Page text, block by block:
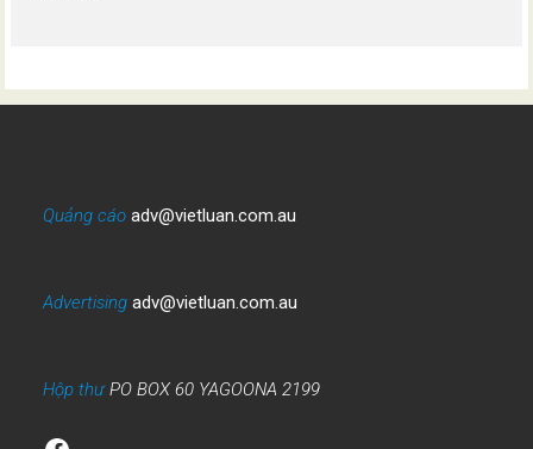
Quảng cáo adv@vietluan.com.au
Advertising adv@vietluan.com.au
Hộp thưPO BOX 60 YAGOONA 2199